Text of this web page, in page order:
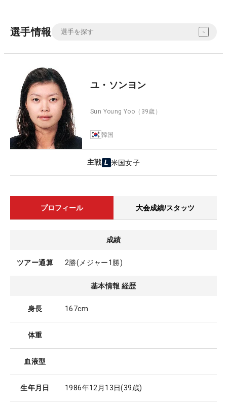
選手情報
ユ・ソンヨン
Sun Young Yoo （39歳）
韓国
主戦 米国女子
プロフィール 大会成績/スタッツ
成績
ツアー通算 2勝(メジャー1勝)
基本情報 経歴
身長 167cm
体重
血液型
生年月日 1986年12月13日(39歳)